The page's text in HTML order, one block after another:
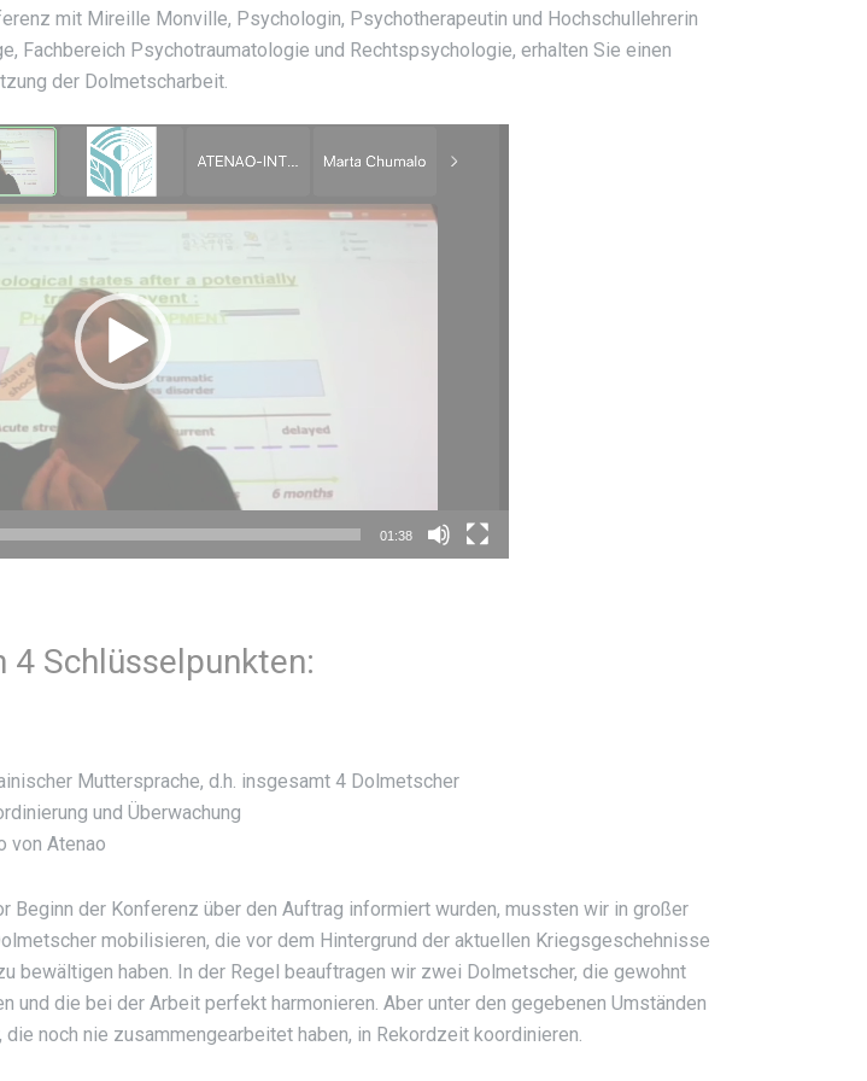
mit Mireille Monville, Psychologin, Psychotherapeutin und Hochschullehrerin
Fachbereich Psychotraumatologie und Rechtspsychologie, erhalten Sie einen
der Dolmetscharbeit.
01:38
4 Schlüsselpunkten:
Muttersprache, d.h. insgesamt 4 Dolmetscher
und Überwachung
von Atenao
Beginn der Konferenz über den Auftrag informiert wurden, mussten wir in großer
mobilisieren, die vor dem Hintergrund der aktuellen Kriegsgeschehnisse
bewältigen haben. In der Regel beauftragen wir zwei Dolmetscher, die gewohnt
und die bei der Arbeit perfekt harmonieren. Aber unter den gegebenen Umständen
noch nie zusammengearbeitet haben, in Rekordzeit koordinieren.